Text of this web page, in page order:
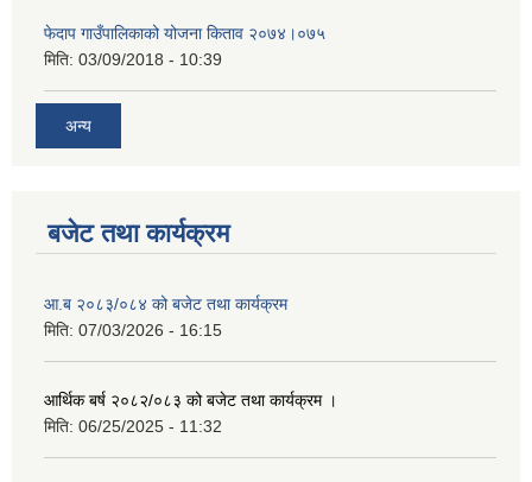
फेदाप गाउँपालिकाको योजना किताव २०७४।०७५
मिति: 03/09/2018 - 10:39
अन्य
बजेट तथा कार्यक्रम
आ.ब २०८३/०८४ को बजेट तथा कार्यक्रम
मिति: 07/03/2026 - 16:15
आर्थिक बर्ष २०८२/०८३ को बजेट तथा कार्यक्रम ।
मिति: 06/25/2025 - 11:32